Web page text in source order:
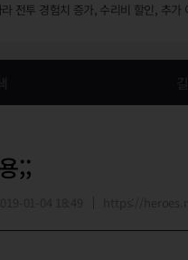
전투 경험치 증가, 수리비 할인, 추
;;